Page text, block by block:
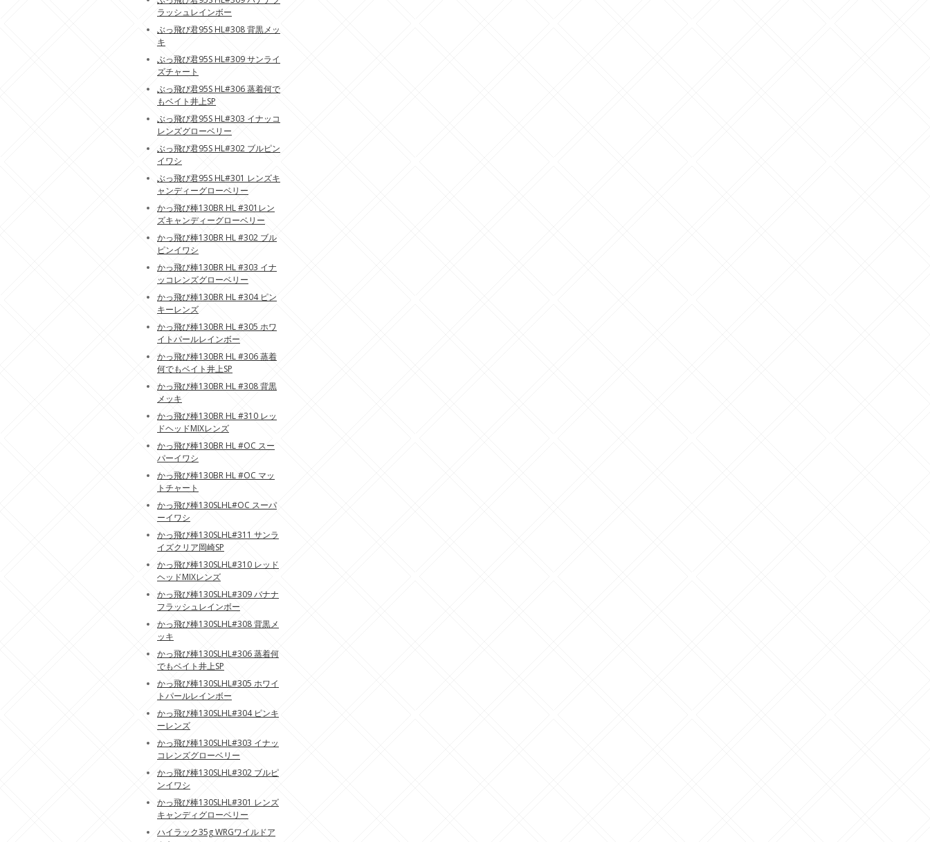
ラッシュレインボー
ぶっ飛び君95S HL#308 背黒メッ
キ
ぶっ飛び君95S HL#309 サンライ
ズチャート
ぶっ飛び君95S HL#306 蒸着何で
もベイト井上SP
ぶっ飛び君95S HL#303 イナッコ
レンズグローベリー
ぶっ飛び君95S HL#302 ブルピン
イワシ
ぶっ飛び君95S HL#301 レンズキ
ャンディーグローベリー
かっ飛び棒130BR HL #301レン
ズキャンディーグローベリー
かっ飛び棒130BR HL #302 ブル
ピンイワシ
かっ飛び棒130BR HL #303 イナ
ッコレンズグローベリー
かっ飛び棒130BR HL #304 ピン
キーレンズ
かっ飛び棒130BR HL #305 ホワ
イトパールレインボー
かっ飛び棒130BR HL #306 蒸着
何でもベイト井上SP
かっ飛び棒130BR HL #308 背黒
メッキ
かっ飛び棒130BR HL #310 レッ
ドヘッドMIXレンズ
かっ飛び棒130BR HL #OC スー
パーイワシ
かっ飛び棒130BR HL #OC マッ
トチャート
かっ飛び棒130SLHL#OC スーパ
ーイワシ
かっ飛び棒130SLHL#311 サンラ
イズクリア岡崎SP
かっ飛び棒130SLHL#310 レッド
ヘッドMIXレンズ
かっ飛び棒130SLHL#309 バナナ
フラッシュレインボー
かっ飛び棒130SLHL#308 背黒メ
ッキ
かっ飛び棒130SLHL#306 蒸着何
でもベイト井上SP
かっ飛び棒130SLHL#305 ホワイ
トパールレインボー
かっ飛び棒130SLHL#304 ピンキ
ーレンズ
かっ飛び棒130SLHL#303 イナッ
コレンズグローベリー
かっ飛び棒130SLHL#302 ブルピ
ンイワシ
かっ飛び棒130SLHL#301 レンズ
キャンディグローベリー
ハイラック35g WRGワイルドア